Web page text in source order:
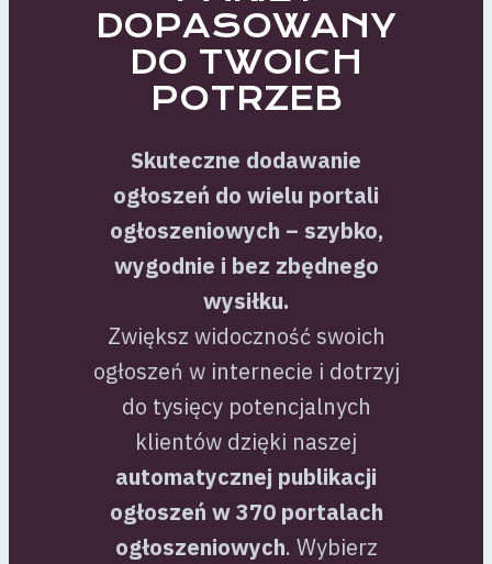
DOPASOWANY
DO TWOICH
POTRZEB
Skuteczne dodawanie
ogłoszeń do wielu portali
ogłoszeniowych – szybko,
wygodnie i bez zbędnego
wysiłku.
Zwiększ widoczność swoich
ogłoszeń w internecie i dotrzyj
do tysięcy potencjalnych
klientów dzięki naszej
automatycznej publikacji
ogłoszeń w 370 portalach
ogłoszeniowych. Wybierz